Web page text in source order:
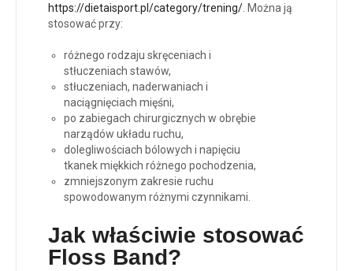
https://dietaisport.pl/category/trening/. Można ją
stosować przy:
różnego rodzaju skręceniach i
stłuczeniach stawów,
stłuczeniach, naderwaniach i
naciągnięciach mięśni,
po zabiegach chirurgicznych w obrębie
narządów układu ruchu,
dolegliwościach bólowych i napięciu
tkanek miękkich różnego pochodzenia,
zmniejszonym zakresie ruchu
spowodowanym różnymi czynnikami.
Jak właściwie stosować
Floss Band?